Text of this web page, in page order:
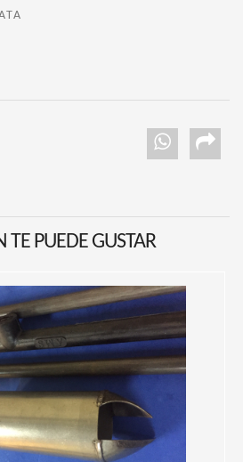
TE PUEDE GUSTAR